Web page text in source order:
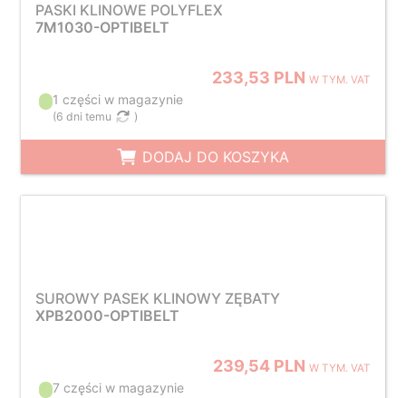
PASKI KLINOWE POLYFLEX
7M1030-OPTIBELT
233,53 PLNW TYM. VAT
1 części w magazynie
(6 dni temu )
DODAJ DO KOSZYKA
SUROWY PASEK KLINOWY ZĘBATY
XPB2000-OPTIBELT
239,54 PLNW TYM. VAT
7 części w magazynie